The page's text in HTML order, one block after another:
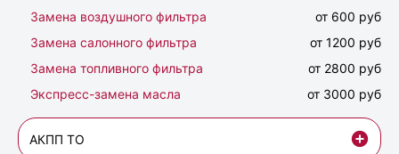
Замена воздушного фильтра
от 600 руб
Замена салонного фильтра
от 1200 руб
Замена топливного фильтра
от 2800 руб
Экспресс-замена масла
от 3000 руб
АКПП ТО